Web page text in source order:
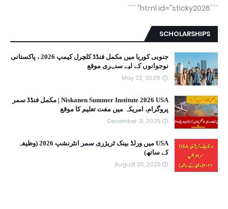
```html id="sticky2026"
```
SCHOLARSHIPS
جنوبی کوریا میں مکمل فنڈڈ کلچرل کیمپ 2026 ، پاکستانی
نوجوانوں کے لیے سنہری موقع
May 23, 2026
Niskanen Summer Institute 2026 USA | مکمل فنڈڈ سمر
پروگرام، امریکہ میں مفت تعلیم کا موقع
December 31, 2025
USA میں ورلڈ بینک ٹریژری سمر انٹرنشپ 2026 (وظیفہ
کے ساتھ)
August 25, 2025